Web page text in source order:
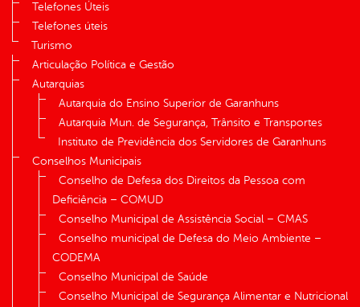
Telefones Úteis
Telefones úteis
Turismo
Articulação Política e Gestão
Autarquias
Autarquia do Ensino Superior de Garanhuns
Autarquia Mun. de Segurança, Trânsito e Transportes
Instituto de Previdência dos Servidores de Garanhuns
Conselhos Municipais
Conselho de Defesa dos Direitos da Pessoa com
Deficiência – COMUD
Conselho Municipal de Assistência Social – CMAS
Conselho municipal de Defesa do Meio Ambiente –
CODEMA
Conselho Municipal de Saúde
Conselho Municipal de Segurança Alimentar e Nutricional